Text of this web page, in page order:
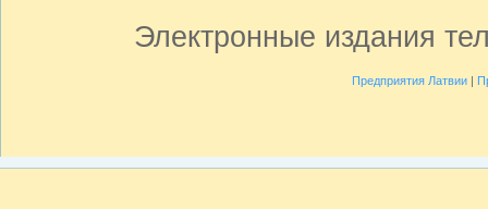
Электронные издания
Предприятия Латвии|